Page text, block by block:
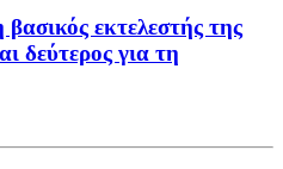
εκτελεστής της
δεύτερος για τη